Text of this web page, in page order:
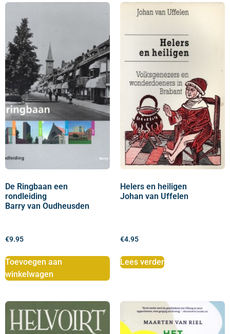
De Ringbaan een
rondleiding
Barry van Oudheusden
€9.95
Toevoegen aan
winkelwagen
Helers en heiligen
Johan van Uffelen
€4.95
Lees verder